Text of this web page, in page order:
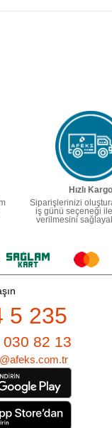
Hızlı Kargo
Siparişlerinizi
iş günü seçeneği
verilmesini
5 235
82 13